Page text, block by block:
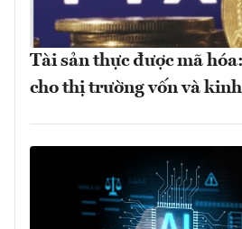
Tài sản thực được mã
cho thị trường vốn và kinh